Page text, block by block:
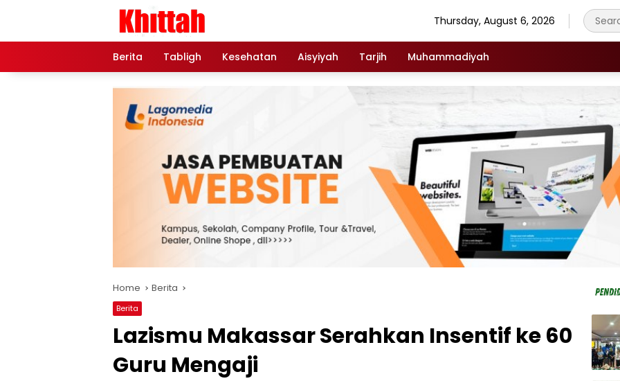
Thursday, August 6, 2026
Berita Tabligh Kesehatan Aisyiyah Tarjih Muhammadiyah
Home Berita
Berita
Lazismu Makassar Serahkan Insentif ke 60
Guru Mengaji